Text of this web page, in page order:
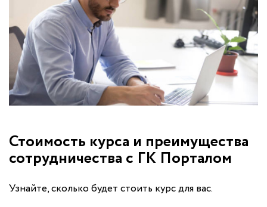
Стоимость курса и преимущества
сотрудничества с ГК Порталом
Узнайте, сколько будет стоить курс для вас.